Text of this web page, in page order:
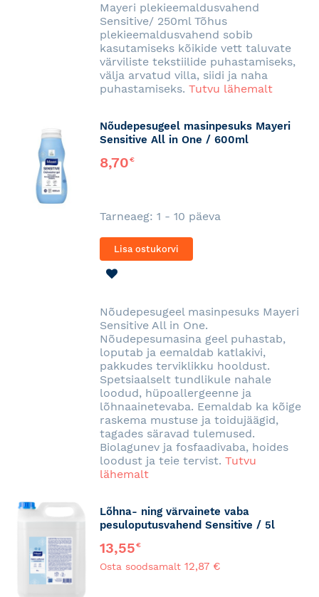
Mayeri plekieemaldusvahend
Sensitive/ 250ml Tõhus
plekieemaldusvahend sobib
kasutamiseks kõikide vett taluvate
värviliste tekstiilide puhastamiseks,
välja arvatud villa, siidi ja naha
puhastamiseks. Tutvu lähemalt
Nõudepesugeel masinpesuks Mayeri
Sensitive All in One / 600ml
8,70€
Tarneaeg: 1 - 10 päeva
Lisa ostukorvi
Nõudepesugeel masinpesuks Mayeri
Sensitive All in One.
Nõudepesumasina geel puhastab,
loputab ja eemaldab katlakivi,
pakkudes terviklikku hooldust.
Spetsiaalselt tundlikule nahale
loodud, hüpoallergeenne ja
lõhnaainetevaba. Eemaldab ka kõige
raskema mustuse ja toidujäägid,
tagades säravad tulemused.
Biolagunev ja fosfaadivaba, hoides
loodust ja teie tervist. Tutvu
lähemalt
Lõhna- ning värvainete vaba
pesuloputusvahend Sensitive / 5l
13,55€
Osta soodsamalt 12,87 €